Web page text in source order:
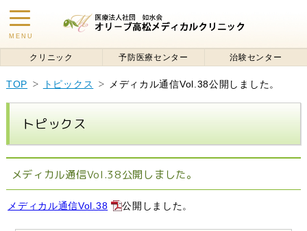
toggle
navigation
MENU
クリニック 予防医療センター 治験センター
TOP トピックス メディカル通信Vol.38公開しました。
トピックス
メディカル通信Vol.38公開しました。
メディカル通信Vol.38 公開しました。